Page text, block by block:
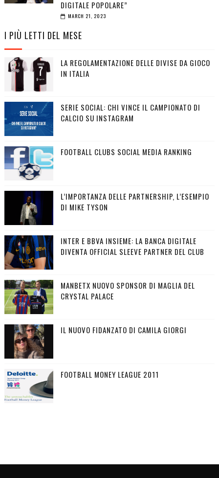
DIGITALE POPOLARE”
MARCH 21, 2023
I PIÙ LETTI DEL MESE
LA REGOLAMENTAZIONE DELLE DIVISE DA GIOCO
IN ITALIA
SERIE SOCIAL: CHI VINCE IL CAMPIONATO DI
CALCIO SU INSTAGRAM
FOOTBALL CLUBS SOCIAL MEDIA RANKING
L’IMPORTANZA DELLE PARTNERSHIP, L’ESEMPIO
DI MIKE TYSON
INTER E BBVA INSIEME: LA BANCA DIGITALE
DIVENTA OFFICIAL SLEEVE PARTNER DEL CLUB
MANBETX NUOVO SPONSOR DI MAGLIA DEL
CRYSTAL PALACE
IL NUOVO FIDANZATO DI CAMILA GIORGI
FOOTBALL MONEY LEAGUE 2011